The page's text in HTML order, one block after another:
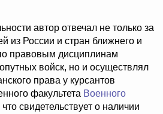
автор отвечал не только за
из России и стран ближнего и
правовым дисциплинам
войск, но и осуществлял
права у курсантов
факультета Военного
что свидетельствует о наличии